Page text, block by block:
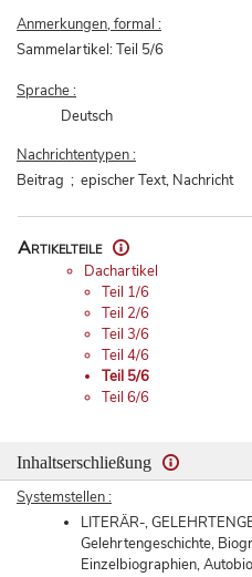
Anmerkungen, formal :
Sammelartikel: Teil 5/6
Sprache :
Deutsch
Nachrichtentypen :
Beitrag ; epischer Text, Nachricht
Artikelteile
Dachartikel
Teil 1/6
Teil 2/6
Teil 3/6
Teil 4/6
Teil 5/6
Teil 6/6
Inhaltserschließung
Systemstellen :
LITERÄR-,
Gelehrtengeschichte,
Einzelbiographien,